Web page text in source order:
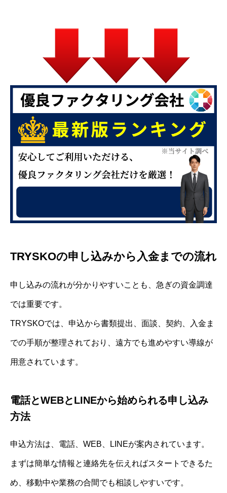
TRYSKOの申し込みから入金までの流れ
申し込みの流れが分かりやすいことも、急ぎの資金調達
では重要です。
TRYSKOでは、申込から書類提出、面談、契約、入金ま
での手順が整理されており、遠方でも進めやすい導線が
用意されています。
電話とWEBとLINEから始められる申し込み
方法
申込方法は、電話、WEB、LINEが案内されています。
まずは簡単な情報と連絡先を伝えればスタートできるた
め、移動中や業務の合間でも相談しやすいです。